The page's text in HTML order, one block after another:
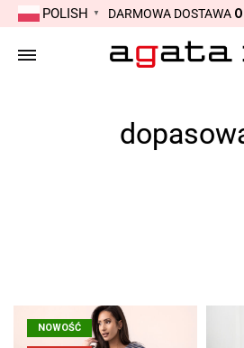
POLISH ▼ DARMOWA DOSTAWA
NOWOŚĆ